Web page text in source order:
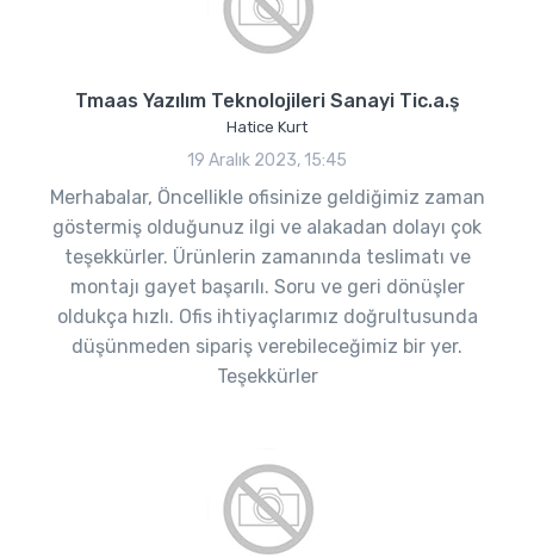
Tmaas Yazılım Teknolojileri Sanayi Tic.a.ş
Hatice Kurt
19 Aralık 2023, 15:45
Merhabalar, Öncellikle ofisinize geldiğimiz zaman
göstermiş olduğunuz ilgi ve alakadan dolayı çok
teşekkürler. Ürünlerin zamanında teslimatı ve
montajı gayet başarılı. Soru ve geri dönüşler
oldukça hızlı. Ofis ihtiyaçlarımız doğrultusunda
düşünmeden sipariş verebileceğimiz bir yer.
Teşekkürler